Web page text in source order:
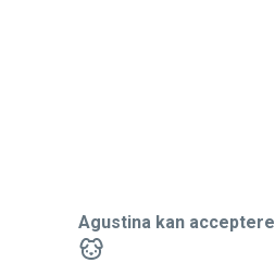
Agustina kan acceptere